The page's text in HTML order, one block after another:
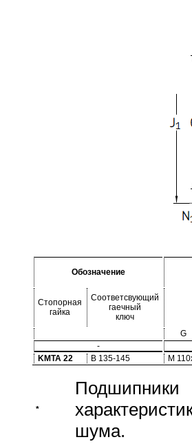
Обозначение
Стопорная
гайка
Соответсвующий
гаечный
ключ
G
-
KMTA 22
B 135-145 M
*
шума.